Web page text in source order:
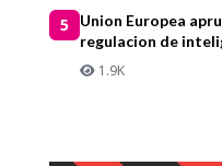
5
Union Europea
regulacion de
1.9K